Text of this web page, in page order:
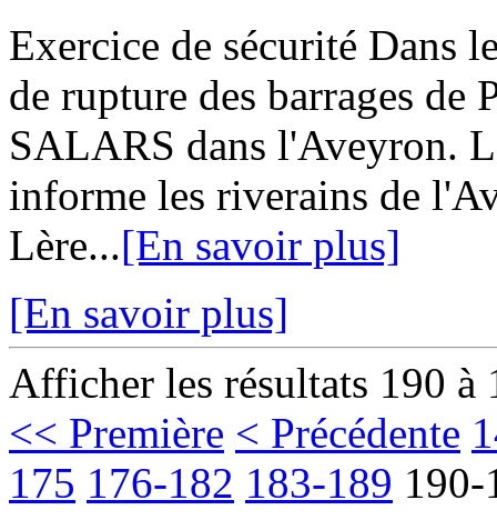
Exercice de sécurité Dans
de rupture des barrages
SALARS dans l'Aveyron.
informe les riverains de
Lère...[En savoir plus]
[En savoir plus]
Afficher les résultats 190 à
<< Première < Précédente
175 176-182 183-189 190-